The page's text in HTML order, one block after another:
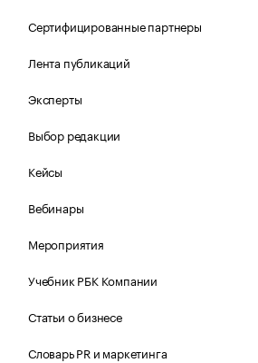
Сертифицированные партнеры
Лента публикаций
Эксперты
Выбор редакции
Кейсы
Вебинары
Мероприятия
Учебник РБК Компании
Статьи о бизнесе
Словарь PR и маркетинга